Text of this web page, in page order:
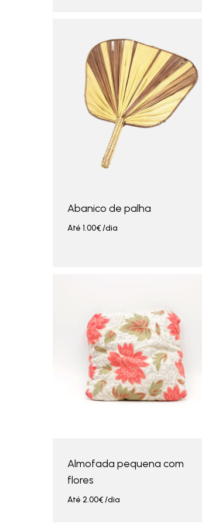
Abanico de palha
Até 1.00€/dia
Almofada pequena com
flores
Até 2.00€/dia